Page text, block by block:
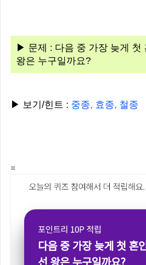
▶ 문제 : 다음 중 가장 늦게 첫
왕은 누구일까요?
▶ 보기/힌트 : 중종, 효종, 철종
=